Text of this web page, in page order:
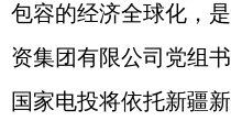
包容的经济全球化，
资集团有限公司党组
国家电投将依托新疆